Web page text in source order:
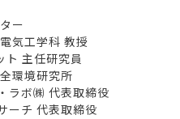
ー
気工学科 教授
主任研究員
環境研究所
ボ㈱ 代表取締役
ーチ 代表取締役